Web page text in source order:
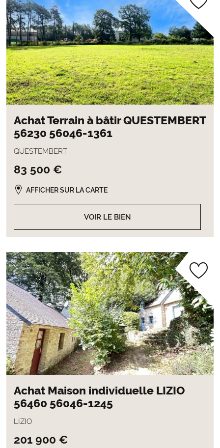
Achat Terrain à bâtir QUESTEMBERT
56230 56046-1361
QUESTEMBERT
83 500 €
VOIR LE BIEN
AFFICHER SUR LA CARTE
Achat Maison individuelle LIZIO
56460 56046-1245
LIZIO
201 900 €